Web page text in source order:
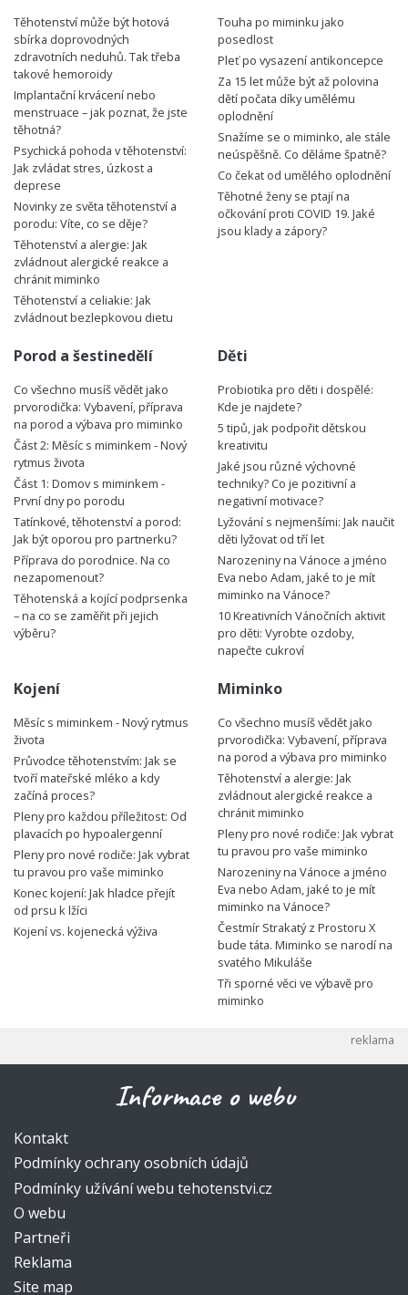
Těhotenství může být hotová
sbírka doprovodných
zdravotních neduhů. Tak třeba
takové hemoroidy
Implantační krvácení nebo
menstruace – jak poznat, že jste
těhotná?
Psychická pohoda v těhotenství:
Jak zvládat stres, úzkost a
deprese
Novinky ze světa těhotenství a
porodu: Víte, co se děje?
Těhotenství a alergie: Jak
zvládnout alergické reakce a
chránit miminko
Těhotenství a celiakie: Jak
zvládnout bezlepkovou dietu
Touha po miminku jako
posedlost
Pleť po vysazení antikoncepce
Za 15 let může být až polovina
dětí počata díky umělému
oplodnění
Snažíme se o miminko, ale stále
neúspěšně. Co děláme špatně?
Co čekat od umělého oplodnění
Těhotné ženy se ptají na
očkování proti COVID 19. Jaké
jsou klady a zápory?
Porod a šestinedělí
Co všechno musíš vědět jako
prvorodička: Vybavení, příprava
na porod a výbava pro miminko
Část 2: Měsíc s miminkem - Nový
rytmus života
Část 1: Domov s miminkem -
První dny po porodu
Tatínkové, těhotenství a porod:
Jak být oporou pro partnerku?
Příprava do porodnice. Na co
nezapomenout?
Těhotenská a kojící podprsenka
– na co se zaměřit při jejich
výběru?
Děti
Probiotika pro děti i dospělé:
Kde je najdete?
5 tipů, jak podpořit dětskou
kreativitu
Jaké jsou různé výchovné
techniky? Co je pozitivní a
negativní motivace?
Lyžování s nejmenšími: Jak naučit
děti lyžovat od tří let
Narozeniny na Vánoce a jméno
Eva nebo Adam, jaké to je mít
miminko na Vánoce?
10 Kreativních Vánočních aktivit
pro děti: Vyrobte ozdoby,
napečte cukroví
Kojení
Měsíc s miminkem - Nový rytmus
života
Průvodce těhotenstvím: Jak se
tvoří mateřské mléko a kdy
začíná proces?
Pleny pro každou příležitost: Od
plavacích po hypoalergenní
Pleny pro nové rodiče: Jak vybrat
tu pravou pro vaše miminko
Konec kojení: Jak hladce přejít
od prsu k lžíci
Kojení vs. kojenecká výživa
Miminko
Co všechno musíš vědět jako
prvorodička: Vybavení, příprava
na porod a výbava pro miminko
Těhotenství a alergie: Jak
zvládnout alergické reakce a
chránit miminko
Pleny pro nové rodiče: Jak vybrat
tu pravou pro vaše miminko
Narozeniny na Vánoce a jméno
Eva nebo Adam, jaké to je mít
miminko na Vánoce?
Čestmír Strakatý z Prostoru X
bude táta. Miminko se narodí na
svatého Mikuláše
Tři sporné věci ve výbavě pro
miminko
Informace o webu
Kontakt
Podmínky ochrany osobních údajů
Podmínky užívání webu tehotenstvi.cz
O webu
Partneři
Reklama
Site map